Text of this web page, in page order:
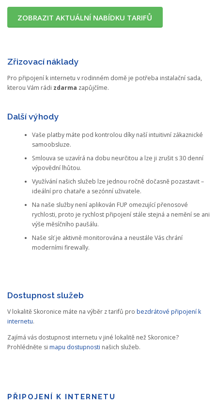
ZOBRAZIT AKTUÁLNÍ NABÍDKU TARIFŮ
Zřizovací náklady
Pro připojení k internetu v rodinném domě je potřeba instalační sada,
kterou Vám rádi zdarma zapůjčíme.
Další výhody
Vaše platby máte pod kontrolou díky naší intuitivní zákaznické
samoobsluze.
Smlouva se uzavírá na dobu neurčitou a lze ji zrušit s 30 denní
výpovědní lhůtou.
Využívání našich služeb lze jednou ročně dočasně pozastavit –
ideální pro chataře a sezónní uživatele.
Na naše služby není aplikován FUP omezující přenosové
rychlosti, proto je rychlost připojení stále stejná a nemění se ani
výše měsíčního paušálu.
Naše síť je aktivně monitorována a neustále Vás chrání
moderními firewally.
Dostupnost služeb
V lokalitě Skoronice máte na výběr z tarifů pro bezdrátové připojení k
internetu.
Zajímá vás dostupnost internetu v jiné lokalitě než Skoronice?
Prohlédněte si mapu dostupnosti našich služeb.
PŘIPOJENÍ K INTERNETU